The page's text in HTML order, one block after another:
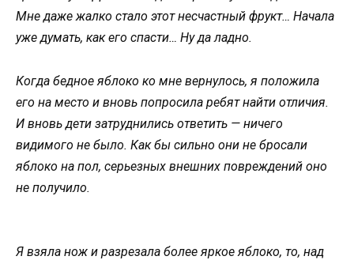
Мне даже жалко стало этот несчастный фрукт… Начала
уже думать, как его спасти… Ну да ладно.
Когда бедное яблоко ко мне вернулось, я положила
его на место и вновь попросила ребят найти отличия.
И вновь дети затруднились ответить — ничего
видимого не было. Как бы сильно они не бросали
яблоко на пол, серьезных внешних повреждений оно
не получило.
Я взяла нож и разрезала более яркое яблоко, то, над